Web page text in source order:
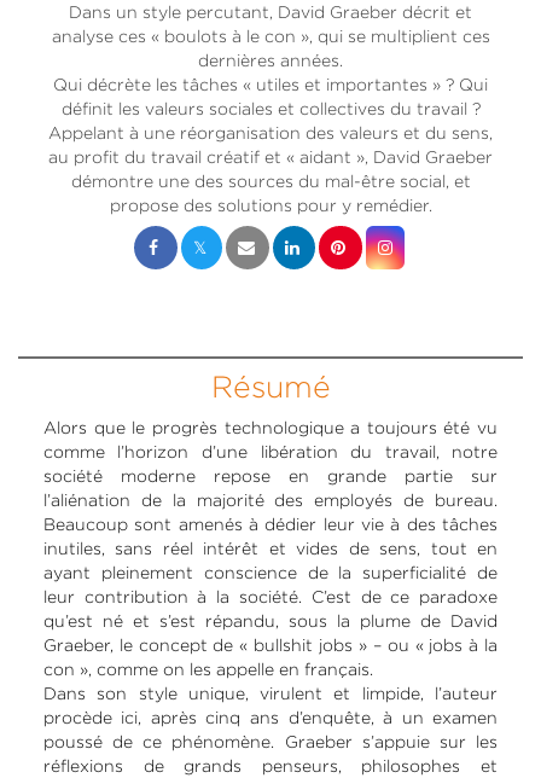
Dans un style percutant, David Graeber décrit et
analyse ces « boulots à le con », qui se multiplient ces
dernières années.
Qui décrète les tâches « utiles et importantes » ? Qui
définit les valeurs sociales et collectives du travail ?
Appelant à une réorganisation des valeurs et du sens,
au profit du travail créatif et « aidant », David Graeber
démontre une des sources du mal-être social, et
propose des solutions pour y remédier.
Résumé
Alors que le progrès technologique a toujours été vu
comme l’horizon d’une libération du travail, notre
société moderne repose en grande partie sur
l’aliénation de la majorité des employés de bureau.
Beaucoup sont amenés à dédier leur vie à des tâches
inutiles, sans réel intérêt et vides de sens, tout en
ayant pleinement conscience de la superficialité de
leur contribution à la société. C’est de ce paradoxe
qu’est né et s’est répandu, sous la plume de David
Graeber, le concept de « bullshit jobs » – ou « jobs à la
con », comme on les appelle en français.
Dans son style unique, virulent et limpide, l’auteur
procède ici, après cinq ans d’enquête, à un examen
poussé de ce phénomène. Graeber s’appuie sur les
réflexions de grands penseurs, philosophes et